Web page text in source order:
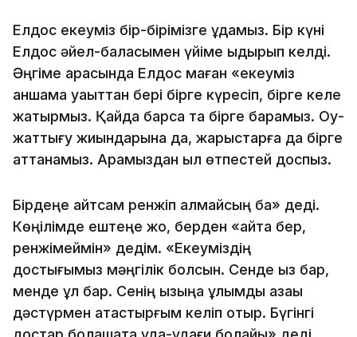
Елдос екеуміз бір-бірімізге құдамыз. Бір күні
Елдос әйел-баласымен үйіме қыдырып келді.
Әңгіме арасында Елдос маған «екеуміз
қаншама уақыттан бері бірге күресіп, бірге келе
жатырмыз. Қайда барсақ та бірге барамыз. Оқу-
жаттығу жиындарына да, жарыстарға да бірге
аттанамыз. Арамыздан қыл өтпестей доспыз.
Бірдеңе айтсам ренжіп қалмайсың ба» деді.
Көңілімде ештеңе жоқ, берден «айта бер,
ренжімеймін» дедім. «Екеуміздің
достығымыз мәңгілік болсын. Сенде қыз бар,
менде ұл бар. Сенің қызыңа ұлымды қазақы
дәстүрмен атастырғым келіп отыр. Бүгінгі